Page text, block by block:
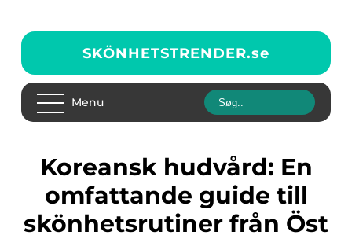
SKÖNHETSTRENDER.se
Menu
Koreansk hudvård: En
omfattande guide till
skönhetsrutiner från Öst